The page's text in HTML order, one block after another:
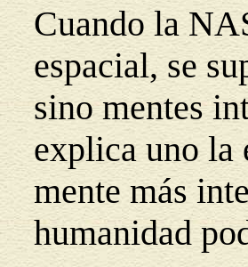
Cuando la
espacial, se
sino mentes
explica uno la
mente más
humanidad